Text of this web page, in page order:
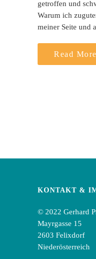
getroffen und
Warum ich
meiner Seite und
Read More
KONTAKT &
© 2022 Gerhard
Mayrgasse 15
2603 Felixdorf
Niederösterreich